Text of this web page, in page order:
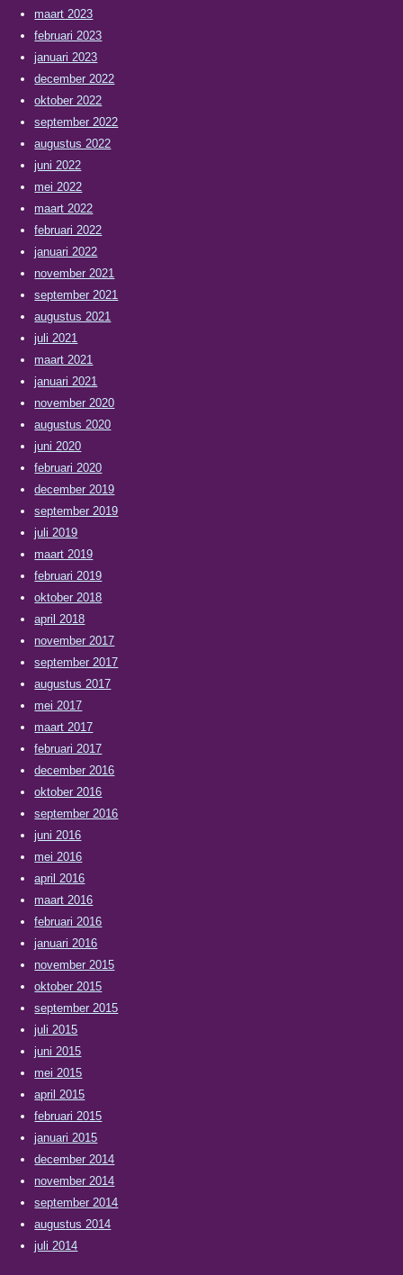
maart 2023
februari 2023
januari 2023
december 2022
oktober 2022
september 2022
augustus 2022
juni 2022
mei 2022
maart 2022
februari 2022
januari 2022
november 2021
september 2021
augustus 2021
juli 2021
maart 2021
januari 2021
november 2020
augustus 2020
juni 2020
februari 2020
december 2019
september 2019
juli 2019
maart 2019
februari 2019
oktober 2018
april 2018
november 2017
september 2017
augustus 2017
mei 2017
maart 2017
februari 2017
december 2016
oktober 2016
september 2016
juni 2016
mei 2016
april 2016
maart 2016
februari 2016
januari 2016
november 2015
oktober 2015
september 2015
juli 2015
juni 2015
mei 2015
april 2015
februari 2015
januari 2015
december 2014
november 2014
september 2014
augustus 2014
juli 2014